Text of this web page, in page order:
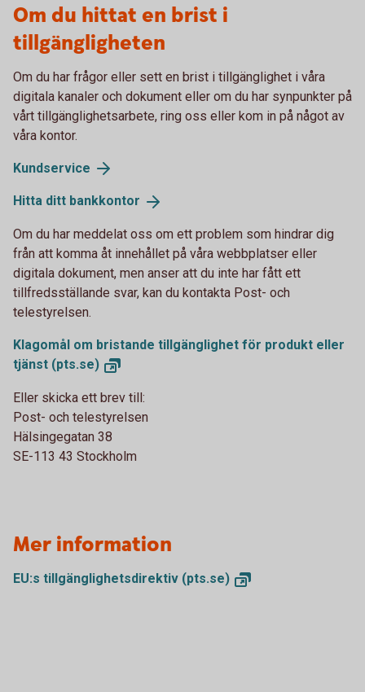
Om du hittat en brist i
tillgängligheten
Om du har frågor eller sett en brist i tillgänglighet i våra
digitala kanaler och dokument eller om du har synpunkter på
vårt tillgänglighetsarbete, ring oss eller kom in på något av
våra kontor.
Kundservice
Hitta ditt bankkontor
Om du har meddelat oss om ett problem som hindrar dig
från att komma åt innehållet på våra webbplatser eller
digitala dokument, men anser att du inte har fått ett
tillfredsställande svar, kan du kontakta Post- och
telestyrelsen.
Klagomål om bristande tillgänglighet för produkt eller
tjänst (pts.se)
Eller skicka ett brev till:
Post- och telestyrelsen
Hälsingegatan 38
SE-113 43 Stockholm
Mer information
EU:s tillgänglighetsdirektiv (pts.se)